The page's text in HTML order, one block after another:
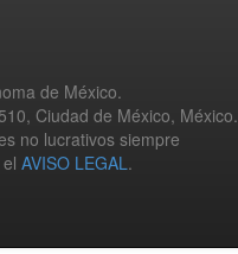
de México.
Ciudad de México, México.
no lucrativos siempre
AVISO LEGAL.